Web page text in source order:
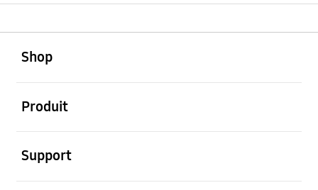
Shop
Produit
Support